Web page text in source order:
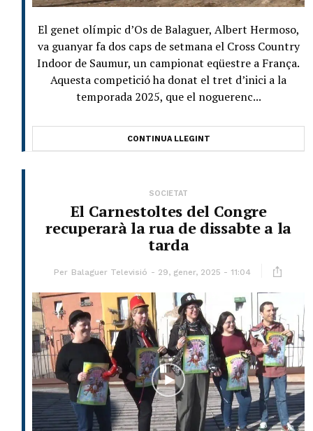
El genet olímpic d’Os de Balaguer, Albert Hermoso,
va guanyar fa dos caps de setmana el Cross Country
Indoor de Saumur, un campionat eqüestre a França.
Aquesta competició ha donat el tret d’inici a la
temporada 2025, que el noguerenc...
CONTINUA LLEGINT
SOCIETAT
El Carnestoltes del Congre
recuperarà la rua de dissabte a la
tarda
Per Balaguer Televisió 29, gener, 2025 - 11:04